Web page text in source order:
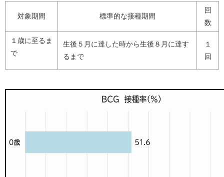
対象期間 標準的な接種期間
回
数
１歳に至るま
で
生後５月に達した時から生後８月に達す
るまで
１
回